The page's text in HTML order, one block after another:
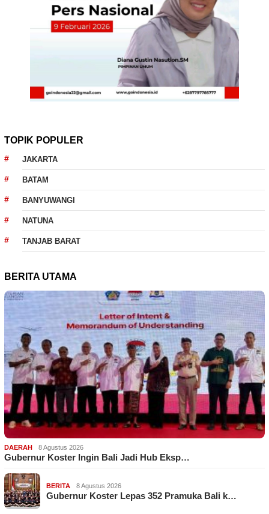
TOPIK POPULER
JAKARTA
BATAM
BANYUWANGI
NATUNA
TANJAB BARAT
BERITA UTAMA
DAERAH 8 Agustus 2026
Gubernur Koster Ingin Bali Jadi Hub Eksp…
BERITA 8 Agustus 2026
Gubernur Koster Lepas 352 Pramuka Bali k…